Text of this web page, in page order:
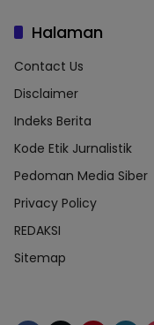
Halaman
Contact Us
Disclaimer
Indeks Berita
Kode Etik Jurnalistik
Pedoman Media Siber
Privacy Policy
REDAKSI
Sitemap